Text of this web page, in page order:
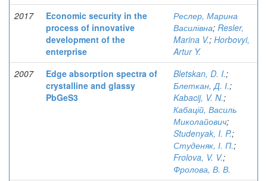
2017
Economic security in the
process of innovative
development of the
enterprise
Реслер, Марина
Василівна; Resler,
Marina V.; Horbovyi,
Artur Y.
2007
Edge absorption spectra of
crystalline and glassy
PbGeS3
Bletskan, D. I.;
Блеткан, Д. І.;
Kabacij, V. N.;
Кабацій, Василь
Миколайович;
Studenyak, I. P.;
Студеняк, І. П.;
Frolova, V. V.;
Фролова, В. В.